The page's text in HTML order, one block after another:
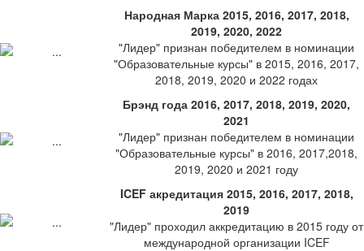
Народная Марка 2015, 2016, 2017, 2018,
2019, 2020, 2022
"Лидер" признан победителем в номинации
"Образовательные курсы" в 2015, 2016, 2017,
2018, 2019, 2020 и 2022 годах
Брэнд года 2016, 2017, 2018, 2019, 2020,
2021
"Лидер" признан победителем в номинации
"Образовательные курсы" в 2016, 2017,2018,
2019, 2020 и 2021 году
ICEF акредитация 2015, 2016, 2017, 2018,
2019
"Лидер" проходил аккредитацию в 2015 году от
международной организации ICEF